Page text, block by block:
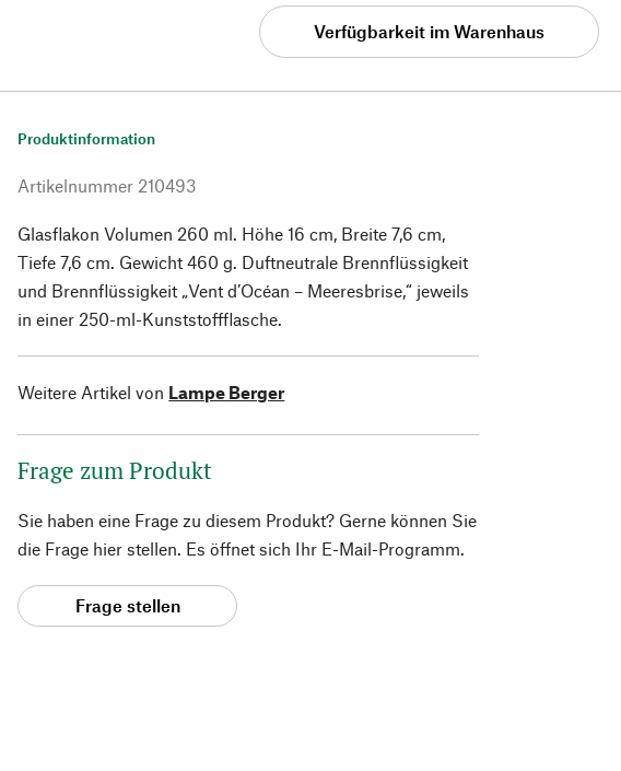
Verfügbarkeit im Warenhaus
Produktinformation
Artikelnummer 210493
Glasflakon Volumen 260 ml. Höhe 16 cm, Breite 7,6 cm,
Tiefe 7,6 cm. Gewicht 460 g. Duftneutrale Brennflüssigkeit
und Brennflüssigkeit „Vent d’Océan – Meeresbrise,“ jeweils
in einer 250-ml-Kunststoffflasche.
Weitere Artikel von Lampe Berger
Frage zum Produkt
Sie haben eine Frage zu diesem Produkt? Gerne können Sie
die Frage hier stellen. Es öffnet sich Ihr E-Mail-Programm.
Frage stellen